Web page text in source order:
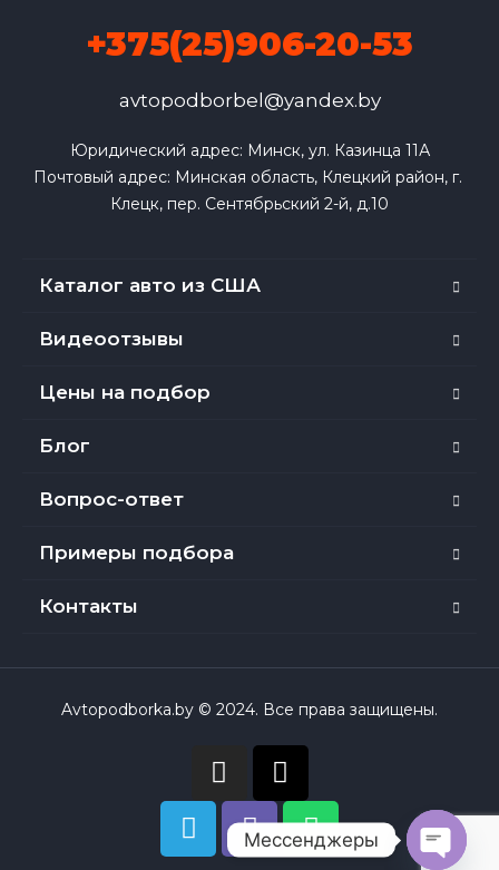
+375(25)906-20-53
avtopodborbel@yandex.by
Юридический адрес: Минск, ул. Казинца 11А
Почтовый адрес: Минская область, Клецкий район, г.
Клецк, пер. Сентябрьский 2-й, д.10
Каталог авто из США
Видеоотзывы
Цены на подбор
Блог
Вопрос-ответ
Примеры подбора
Контакты
Avtopodborka.by © 2024. Все права защищены.
Мессенджеры